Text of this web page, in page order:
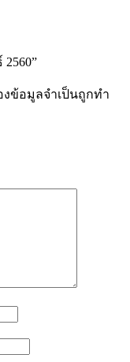
งข้อมูลจำเป็นถูกทำ